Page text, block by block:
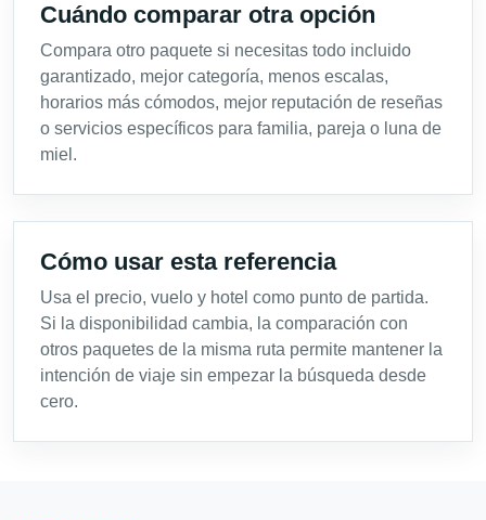
Cuándo comparar otra opción
Compara otro paquete si necesitas todo incluido
garantizado, mejor categoría, menos escalas,
horarios más cómodos, mejor reputación de reseñas
o servicios específicos para familia, pareja o luna de
miel.
Cómo usar esta referencia
Usa el precio, vuelo y hotel como punto de partida.
Si la disponibilidad cambia, la comparación con
otros paquetes de la misma ruta permite mantener la
intención de viaje sin empezar la búsqueda desde
cero.